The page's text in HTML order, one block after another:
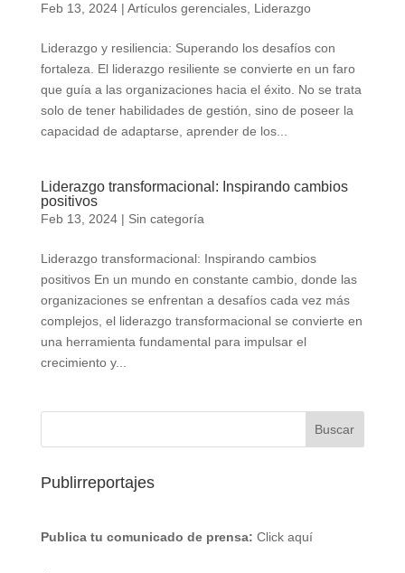
Feb 13, 2024| Artículos gerenciales, Liderazgo
Liderazgo y resiliencia: Superando los desafíos con
fortaleza. El liderazgo resiliente se convierte en un faro
que guía a las organizaciones hacia el éxito. No se trata
solo de tener habilidades de gestión, sino de poseer la
capacidad de adaptarse, aprender de los...
Liderazgo transformacional: Inspirando cambios
positivos
Feb 13, 2024| Sin categoría
Liderazgo transformacional: Inspirando cambios
positivos En un mundo en constante cambio, donde las
organizaciones se enfrentan a desafíos cada vez más
complejos, el liderazgo transformacional se convierte en
una herramienta fundamental para impulsar el
crecimiento y...
Publirreportajes
Publica tu comunicado de prensa: Click aquí